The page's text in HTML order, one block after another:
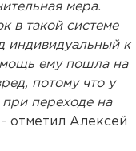
мера.
в такой системе
индивидуальный к
ему пошла на
потому что у
при переходе на
- отметил Алексей